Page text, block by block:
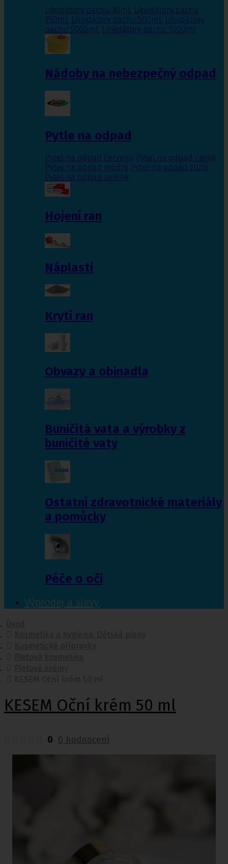
Likvidátory pachu 30ml, Likvidátory pachu
250ml, Likvidátory pachu 500ml, Likvidátory
pachu 5000ml, Likvidátory pachu 1000ml
Nádoby na nebezpečný odpad
Pytle na odpad
Pytel na odpad červený, Pytel na odpad černý,
Pytel na odpad modrý, Pytel na odpad žlutý,
Pytel na odpad zelený
Hojení ran
Náplasti
Krytí ran
Obvazy a obinadla
Buničitá vata a výrobky z
buničité vaty
Ostatní zdravotnické materiály
a pomůcky
Péče o oči
Výprodej a slevy
KESEM Oční krém 50 ml
0 0 hodnocení